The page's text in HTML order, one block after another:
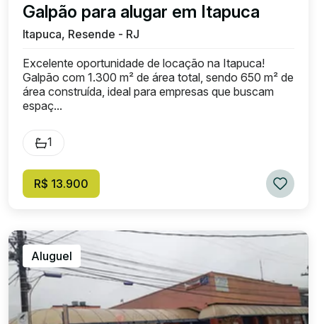
Galpão para alugar em Itapuca
Itapuca, Resende - RJ
Excelente oportunidade de locação na Itapuca!
Galpão com 1.300 m² de área total, sendo 650 m² de
área construída, ideal para empresas que buscam
espaç...
1
R$ 13.900
Aluguel